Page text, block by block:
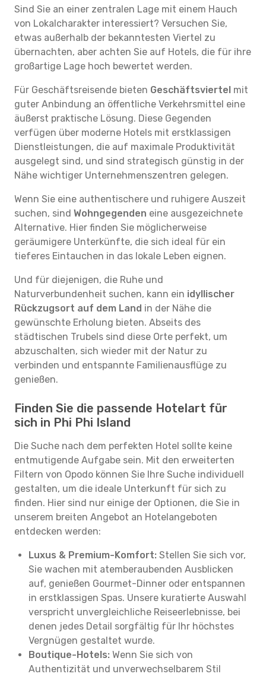
Sind Sie an einer zentralen Lage mit einem Hauch
von Lokalcharakter interessiert? Versuchen Sie,
etwas außerhalb der bekanntesten Viertel zu
übernachten, aber achten Sie auf Hotels, die für ihre
großartige Lage hoch bewertet werden.
Für Geschäftsreisende bieten Geschäftsviertel mit
guter Anbindung an öffentliche Verkehrsmittel eine
äußerst praktische Lösung. Diese Gegenden
verfügen über moderne Hotels mit erstklassigen
Dienstleistungen, die auf maximale Produktivität
ausgelegt sind, und sind strategisch günstig in der
Nähe wichtiger Unternehmenszentren gelegen.
Wenn Sie eine authentischere und ruhigere Auszeit
suchen, sind Wohngegenden eine ausgezeichnete
Alternative. Hier finden Sie möglicherweise
geräumigere Unterkünfte, die sich ideal für ein
tieferes Eintauchen in das lokale Leben eignen.
Und für diejenigen, die Ruhe und
Naturverbundenheit suchen, kann ein idyllischer
Rückzugsort auf dem Land in der Nähe die
gewünschte Erholung bieten. Abseits des
städtischen Trubels sind diese Orte perfekt, um
abzuschalten, sich wieder mit der Natur zu
verbinden und entspannte Familienausflüge zu
genießen.
Finden Sie die passende Hotelart für
sich in Phi Phi Island
Die Suche nach dem perfekten Hotel sollte keine
entmutigende Aufgabe sein. Mit den erweiterten
Filtern von Opodo können Sie Ihre Suche individuell
gestalten, um die ideale Unterkunft für sich zu
finden. Hier sind nur einige der Optionen, die Sie in
unserem breiten Angebot an Hotelangeboten
entdecken werden:
Luxus & Premium-Komfort: Stellen Sie sich vor,
Sie wachen mit atemberaubenden Ausblicken
auf, genießen Gourmet-Dinner oder entspannen
in erstklassigen Spas. Unsere kuratierte Auswahl
verspricht unvergleichliche Reiseerlebnisse, bei
denen jedes Detail sorgfältig für Ihr höchstes
Vergnügen gestaltet wurde.
Boutique-Hotels: Wenn Sie sich von
Authentizität und unverwechselbarem Stil